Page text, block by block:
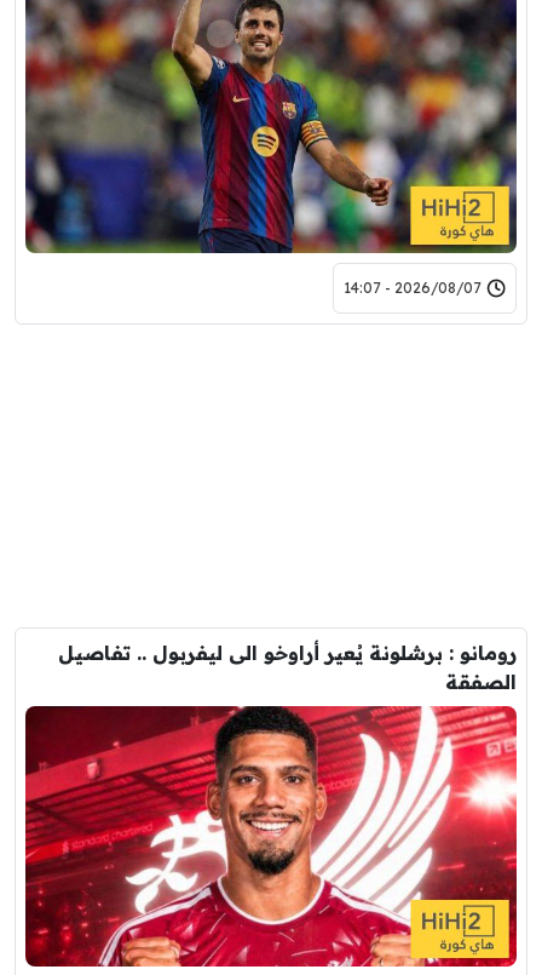
2026/08/07 - 14:07
رومانو : برشلونة يُعير أراوخو الى ليفربول .. تفاصيل
الصفقة